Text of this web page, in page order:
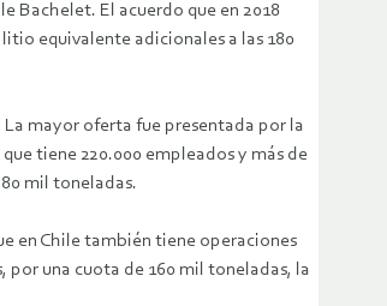
Bachelet. El acuerdo que en 2018
equivalente adicionales a las 180
La mayor oferta fue presentada por la
tiene 220.000 empleados y más de
mil toneladas.
en Chile también tiene operaciones
por una cuota de 160 mil toneladas, la